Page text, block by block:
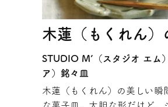
木蓮（もくれん）
STUDIO M’（スタジオ エム
ア）銘々皿
木蓮（もくれん）の美しい瞬